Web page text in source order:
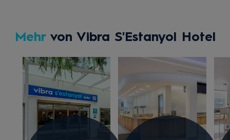
Mehrvon Vibra S'Estanyol Hotel